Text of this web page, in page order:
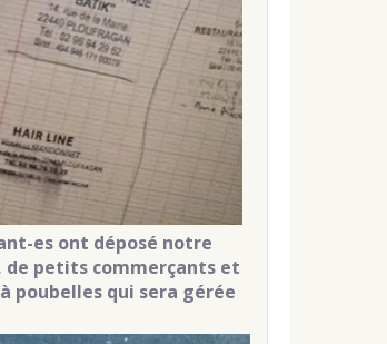
es ont déposé notre
de petits commerçants et
poubelles qui sera gérée